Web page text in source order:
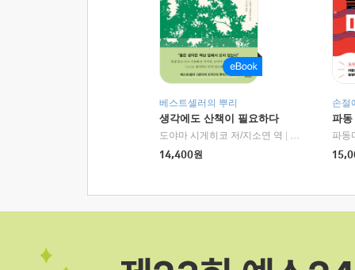
베스트셀러의 뿌리
생각에도 산책이 필요하다
도야마 시게히코 저/지소연 역
알에이치코리
14,400원
손절
파동
파동